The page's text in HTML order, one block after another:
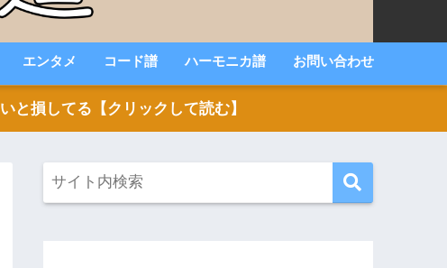
エンタメ コード譜 ハーモニカ譜 お問い合わせ
損してる【クリックして読む】